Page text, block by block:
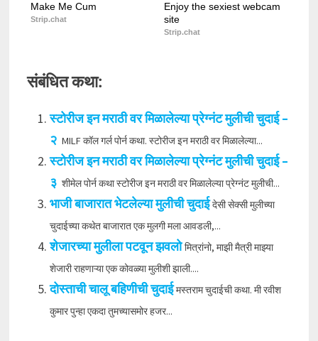
Make Me Cum
Strip.chat
Enjoy the sexiest webcam
site
Strip.chat
संबंधित कथा:
स्टोरीज इन मराठी वर मिळालेल्या प्रेग्नंट मुलीची चुदाई –
२ MILF कॉल गर्ल पोर्न कथा. स्टोरीज इन मराठी वर मिळालेल्या...
स्टोरीज इन मराठी वर मिळालेल्या प्रेग्नंट मुलीची चुदाई –
३ शीमेल पोर्न कथा स्टोरीज इन मराठी वर मिळालेल्या प्रेग्नंट मुलीची...
भाजी बाजारात भेटलेल्या मुलीची चुदाई देसी सेक्सी मुलीच्या
चुदाईच्या कथेत बाजारात एक मुलगी मला आवडली,...
शेजारच्या मुलीला पटवून झवलो मित्रांनो, माझी मैत्री माझ्या
शेजारी राहणाऱ्या एक कोवळ्या मुलीशी झाली....
दोस्ताची चालू बहिणीची चुदाई मस्तराम चुदाईची कथा. मी रवीश
कुमार पुन्हा एकदा तुमच्यासमोर हजर...